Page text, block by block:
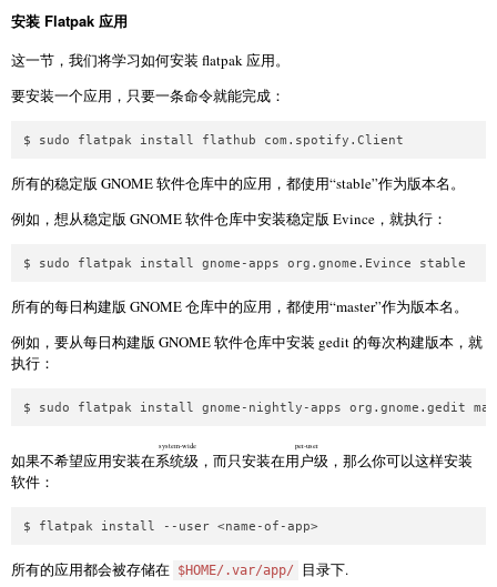
安装 Flatpak 应用
这一节，我们将学习如何安装 flatpak 应用。
要安装一个应用，只要一条命令就能完成：
$ sudo flatpak install flathub com.spotify.Client
所有的稳定版 GNOME 软件仓库中的应用，都使用“stable”作为版本名。
例如，想从稳定版 GNOME 软件仓库中安装稳定版 Evince，就执行：
$ sudo flatpak install gnome-apps org.gnome.Evince stable
所有的每日构建版 GNOME 仓库中的应用，都使用“master”作为版本名。
例如，要从每日构建版 GNOME 软件仓库中安装 gedit 的每次构建版本，就
执行：
$ sudo flatpak install gnome-nightly-apps org.gnome.gedit
如果不希望应用安装在系统级
system-wide
，而只安装在用户级
per-user
，那么你可以这样安装
软件：
$ flatpak install --user <name-of-app>
所有的应用都会被存储在 $HOME/.var/app/ 目录下.